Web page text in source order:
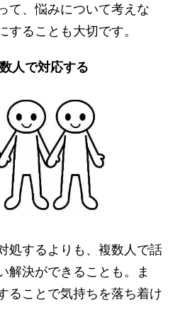
て、悩みについて考えな
することも大切です。
人で対応する
処するよりも、複数人で話
解決ができることも。ま
ることで気持ちを落ち着け